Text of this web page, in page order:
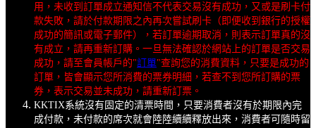
用，未收到訂單成立通知信不代表交易沒有成功，又或是刷卡付
款失敗，請於付款期限之內再次嘗試刷卡（即便收到銀行的授權
成功的簡訊或電子郵件），若訂單逾期取消，則表示訂單真的沒
有成立，請再重新訂購。一旦無法確認於網站上的訂單是否交易
成功，請至會員帳戶的"訂單"查詢您的消費資料，只要是成功的
訂單，皆會顯示您所消費的票券明細，若查不到您所訂購的票
券，表示交易並未成功，請重新訂票。
KKTIX系統沒有固定的清票時間，只要消費者沒有於期限內完
成付款，未付款的席次就會陸陸續續釋放出來，消費者可隨時留